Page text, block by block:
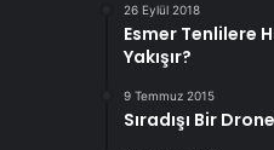
26 Eylül 2018
Esmer Tenlilere
Yakışır?
9 Temmuz 2015
Sıradışı Bir